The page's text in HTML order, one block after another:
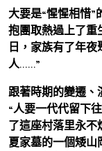
大要是“惺惺相惜”
抱團取熱過上了重
日，家族有了年夜
人……”
跟著時期的變遷
“人要一代代留下
了這座村落里永不
夏家墓的一個矮山